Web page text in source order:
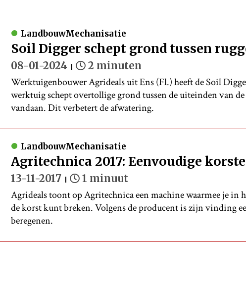
LandbouwMechanisatie
Soil Digger schept grond tussen
08-01-2024 2 minuten
Werktuigenbouwer Agrideals uit Ens (Fl.) heeft de Soil
werktuig schept overtollige grond tussen de uiteinden van
vandaan. Dit verbetert de afwatering.
LandbouwMechanisatie
Agritechnica 2017: Eenvoudige
13-11-2017 1 minuut
Agrideals toont op Agritechnica een machine waarmee je in
de korst kunt breken. Volgens de producent is zijn vinding
beregenen.